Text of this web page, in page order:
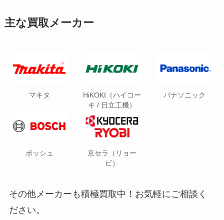
主な買取メーカー
マキタ
HiKOKI（ハイコー
キ / 日立工機）
パナソニック
ボッシュ
京セラ（リョー
ビ）
その他メーカーも積極買取中！お気軽にご相談く
ださい。